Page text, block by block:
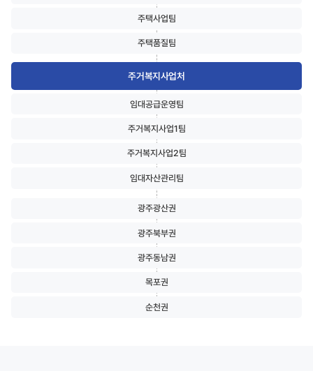
주택사업팀
주택품질팀
주거복지사업처
임대공급운영팀
주거복지사업1팀
주거복지사업2팀
임대자산관리팀
광주광산권
광주북부권
광주동남권
목포권
순천권